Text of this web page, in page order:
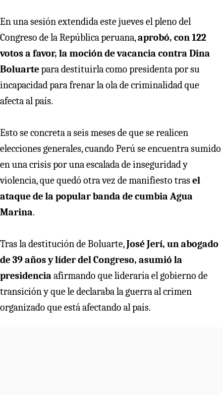
En una sesión extendida este jueves el pleno del
Congreso de la República peruana,aprobó, con 122
votos a favor, la moción de vacancia contra Dina
Boluartepara destituirla como presidenta por su
incapacidad para frenar la ola de criminalidad que
afecta al país.
Esto se concreta a seis meses de que se realicen
elecciones generales, cuando Perú se encuentra sumido
en una crisis por una escalada de inseguridad y
violencia, que quedó otra vez de manifiesto trasel
ataque de la popular banda de cumbia Agua
Marina.
Tras la destitución de Boluarte,José Jerí, un abogado
de 39 años y líder del Congreso, asumió la
presidencia afirmando que lideraría el gobierno de
transición y que le declaraba la guerra al crimen
organizado que está afectando al país.